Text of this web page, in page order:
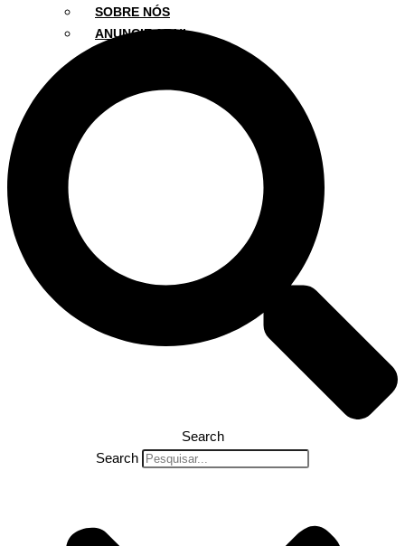
SOBRE NÓS
ANUNCIE AQUI
Search
Search